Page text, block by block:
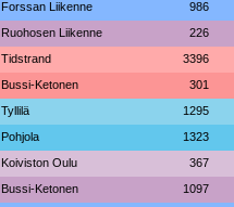
Forssan Liikenne 986
Ruohosen Liikenne 226
Tidstrand 3396
Bussi-Ketonen 301
Tyllilä 1295
Pohjola 1323
Koiviston Oulu 367
Bussi-Ketonen 1097